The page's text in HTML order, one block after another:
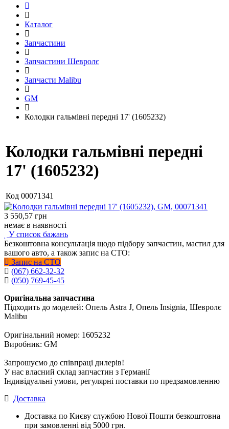
Каталог
Запчастини
Запчастини Шевролє
Запчасти Malibu
GM
Колодки гальмівні передні 17' (1605232)
Колодки гальмівні передні
17' (1605232)
Код 00071341
3 550,57 грн
немає в наявності
У список бажань
Безкоштовна консультація щодо підбору запчастин, мастил для
вашого авто, а також запис на СТО:
Запис на СТО
(067) 662-32-32
(050) 769-45-45
Оригінальна запчастина
Підходить до моделей: Опель Astra J, Опель Insignia, Шевролє
Malibu
Оригінальний номер: 1605232
Виробник: GM
Запрошуємо до співпраці дилерів!
У нас власний склад запчастин з Германії
Індивідуальні умови, регулярні поставки по предзамовленню
Доставка
Доставка по Києву службою Нової Пошти безкоштовна
при замовленні від 5000 грн.